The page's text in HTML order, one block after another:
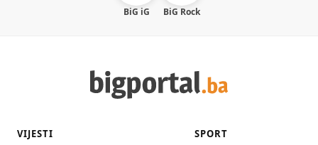
BiG iG BiG Rock
VIJESTI SPORT